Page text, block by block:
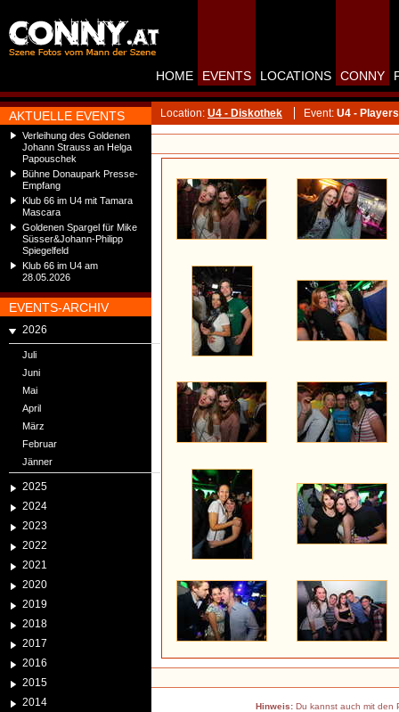
AKTUELLE EVENTS
Verleihung des Goldenen
Johann Strauss an Helga
Papouschek
Bühne Donaupark Presse-
Empfang
Klub 66 im U4 mit Tamara
Mascara
Goldenen Spargel für Mike
Süsser&Johann-Philipp
Spiegelfeld
Klub 66 im U4 am
28.05.2026
EVENTS-ARCHIV
2026
Juli
Juni
Mai
April
März
Februar
Jänner
2025
2024
2023
2022
2021
2020
2019
2018
2017
2016
2015
2014
HOME EVENTS LOCATIONS CONNY
Location: U4 - Diskothek Event: U4 -
Hinweis:Du kannst auch mit den